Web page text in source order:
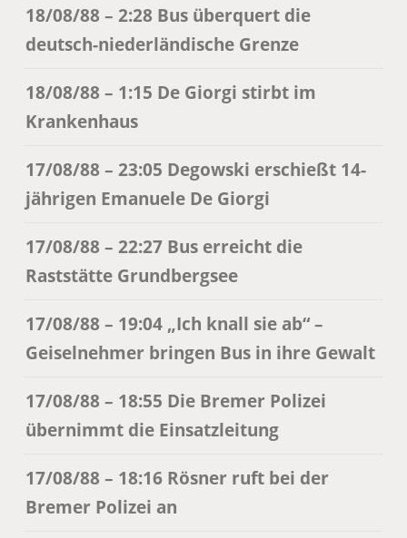
18/08/88 – 2:28 Bus überquert die
deutsch-niederländische Grenze
18/08/88 – 1:15 De Giorgi stirbt im
Krankenhaus
17/08/88 – 23:05 Degowski erschießt 14-
jährigen Emanuele De Giorgi
17/08/88 – 22:27 Bus erreicht die
Raststätte Grundbergsee
17/08/88 – 19:04 „Ich knall sie ab“ –
Geiselnehmer bringen Bus in ihre Gewalt
17/08/88 – 18:55 Die Bremer Polizei
übernimmt die Einsatzleitung
17/08/88 – 18:16 Rösner ruft bei der
Bremer Polizei an